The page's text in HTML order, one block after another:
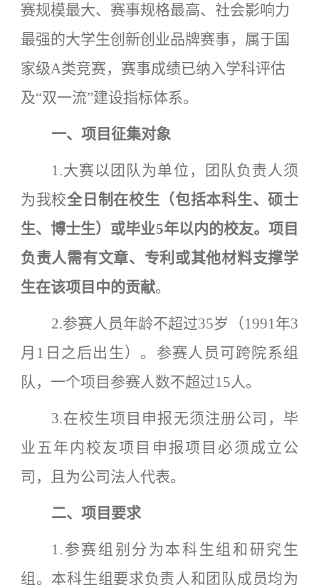
赛规模最大、赛事规格最高、社会影响力
最强的大学生创新创业品牌赛事，属于国
家级A类竞赛，赛事成绩已纳入学科评估
及“双一流”建设指标体系。
一、 项目征集对象
1.大赛以团队为单位，团队负责人须
为我校全日制在校生（包括本科生、硕士
生、博士生）或毕业5年以内的校友。项目
负责人需有文章、专利或其他材料支撑学
生在该项目中的贡献。
2.参赛人员年龄不超过35岁（1991年3
月1日之后出生）。参赛人员可跨院系组
队，一个项目参赛人数不超过15人。
3.在校生项目申报无须注册公司，毕
业五年内校友项目申报项目必须成立公
司，且为公司法人代表。
二、 项目要求
1.参赛组别分为本科生组和研究生
组。本科生组要求负责人和团队成员均为